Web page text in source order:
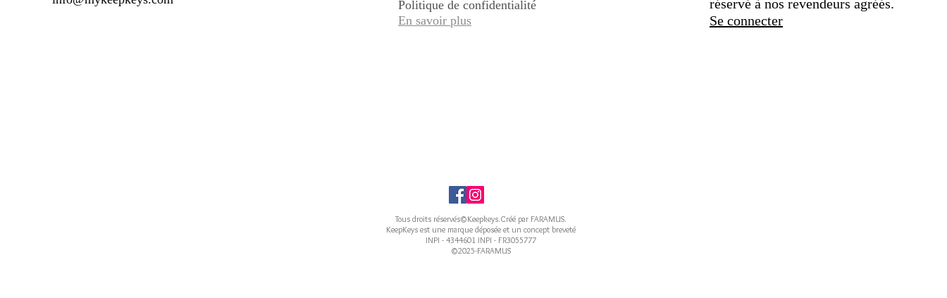
Politique de confidentialité
En savoir plus
réservé à nos revendeurs agréés.
Se connecter
Tous droits réservés©Keepkeys.Créé par FARAMUS.
KeepKeys est une marque déposée et un concept breveté
INPI - 4344601 INPI - FR3055777
©2025-FARAMUS